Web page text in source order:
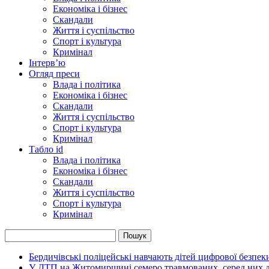
Економіка і бізнес
Скандали
Життя і суспільство
Спорт і культура
Кримінал
Інтерв’ю
Огляд преси
Влада і політика
Економіка і бізнес
Скандали
Життя і суспільство
Спорт і культура
Кримінал
Табло id
Влада і політика
Економіка і бізнес
Скандали
Життя і суспільство
Спорт і культура
Кримінал
Бердичівські поліцейські навчають дітей цифрової